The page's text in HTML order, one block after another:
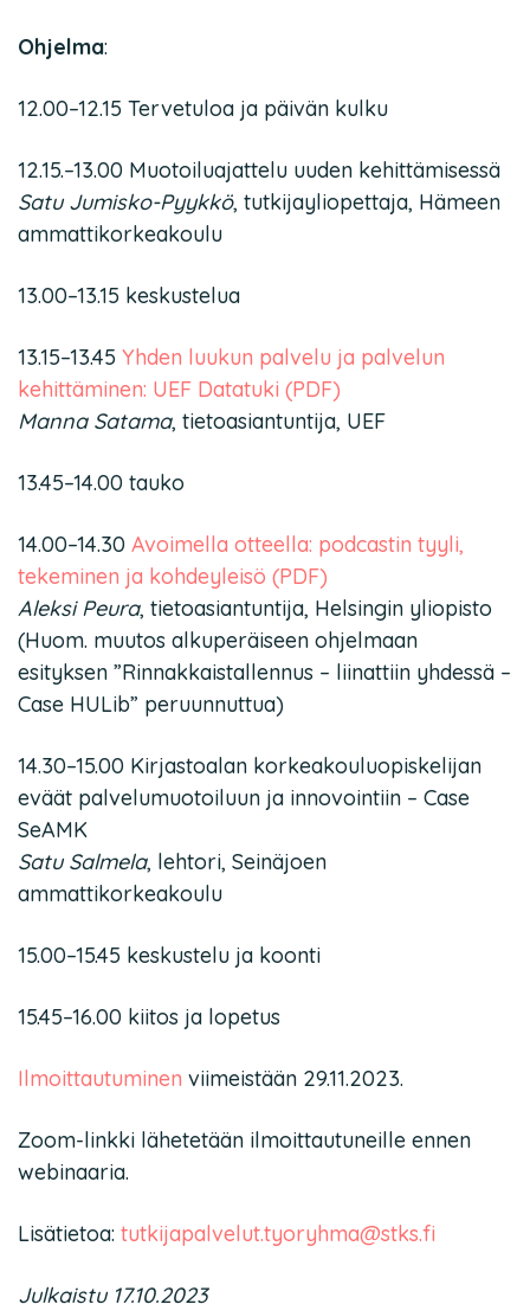
Ohjelma:
12.00–12.15 Tervetuloa ja päivän kulku
12.15.–13.00 Muotoiluajattelu uuden kehittämisessä
Satu Jumisko-Pyykkö, tutkijayliopettaja, Hämeen
ammattikorkeakoulu
13.00–13.15 keskustelua
13.15–13.45 Yhden luukun palvelu ja palvelun
kehittäminen: UEF Datatuki (PDF)
Manna Satama, tietoasiantuntija, UEF
13.45–14.00 tauko
14.00–14.30 Avoimella otteella: podcastin tyyli,
tekeminen ja kohdeyleisö (PDF)
Aleksi Peura, tietoasiantuntija, Helsingin yliopisto
(Huom. muutos alkuperäiseen ohjelmaan
esityksen ”Rinnakkaistallennus – liinattiin yhdessä –
Case HULib” peruunnuttua)
14.30–15.00 Kirjastoalan korkeakouluopiskelijan
eväät palvelumuotoiluun ja innovointiin – Case
SeAMK
Satu Salmela, lehtori, Seinäjoen
ammattikorkeakoulu
15.00–15.45 keskustelu ja koonti
15.45–16.00 kiitos ja lopetus
Ilmoittautuminen viimeistään 29.11.2023.
Zoom-linkki lähetetään ilmoittautuneille ennen
webinaaria.
Lisätietoa: tutkijapalvelut.tyoryhma@stks.fi
Julkaistu 17.10.2023